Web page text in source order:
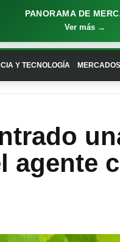
PANORAMA DE
Ver más →
Y TECNOLOGÍA
agente